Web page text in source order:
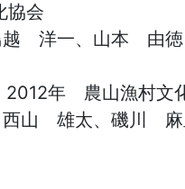
会
越 洋一、山本
年 農山漁村文
山 雄太、磯川 麻